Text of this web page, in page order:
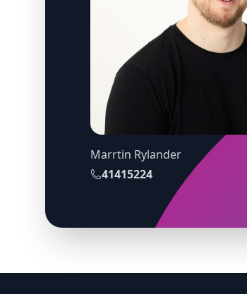
Marrtin Rylander
41415224